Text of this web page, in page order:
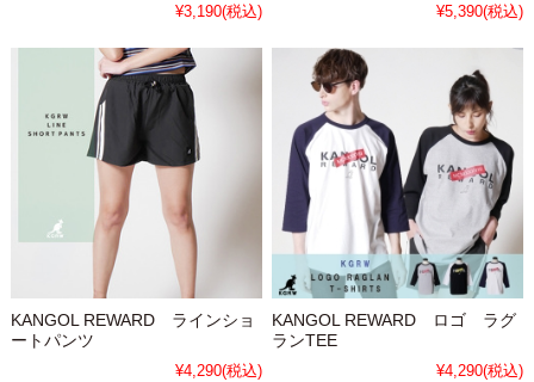
¥3,190(税込)
¥5,390(税込)
KANGOL REWARD ラインショ
ートパンツ
¥4,290(税込)
KANGOL REWARD ロゴ ラグ
ランTEE
¥4,290(税込)